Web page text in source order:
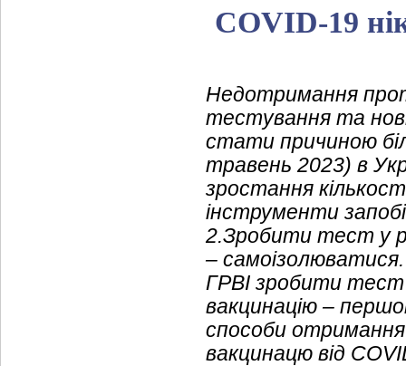
COVID-19
Недотримання
тестування та
стати причиною
травень 2023) в
зростання
інструменти
2.Зробити тест у
–
ГРВІ зробити
вакцинацію –
способи
вакцинацю від